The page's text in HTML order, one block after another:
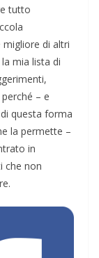
tutto
migliore di altri
mia lista di
– e
questa forma
la permette –
in
che non